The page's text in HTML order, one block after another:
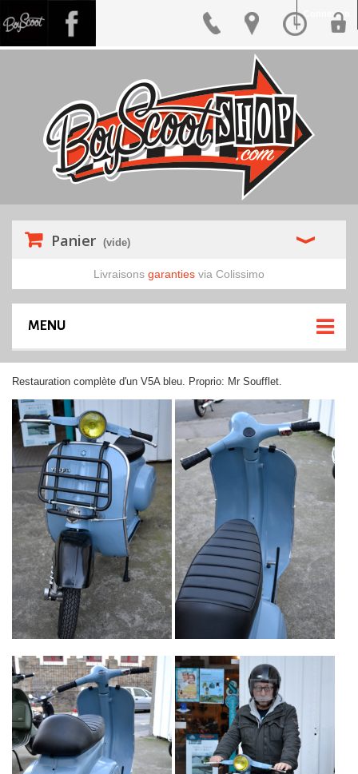
Connexion
Panier (vide)
Livraisons garanties via Colissimo
MENU
Restauration complète d'un V5A bleu. Proprio: Mr Soufflet.